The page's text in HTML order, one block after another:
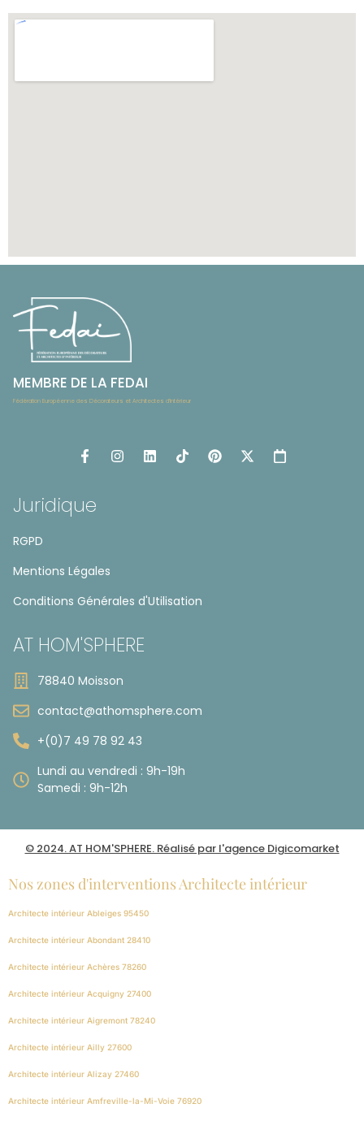
MEMBRE DE LA FEDAI
Fédération Européenne des Décorateurs et Architectes d’Intérieur
Juridique
RGPD
Mentions Légales
Conditions Générales d'Utilisation
AT HOM'SPHERE
78840 Moisson
contact@athomsphere.com
+(0)7 49 78 92 43
Lundi au vendredi : 9h-19h
Samedi : 9h-12h
© 2024. AT HOM'SPHERE. Réalisé par l'agence Digicomarket
Nos zones d'interventions Architecte intérieur
Architecte intérieur Ableiges 95450
Architecte intérieur Abondant 28410
Architecte intérieur Achères 78260
Architecte intérieur Acquigny 27400
Architecte intérieur Aigremont 78240
Architecte intérieur Ailly 27600
Architecte intérieur Alizay 27460
Architecte intérieur Amfreville-la-Mi-Voie 76920